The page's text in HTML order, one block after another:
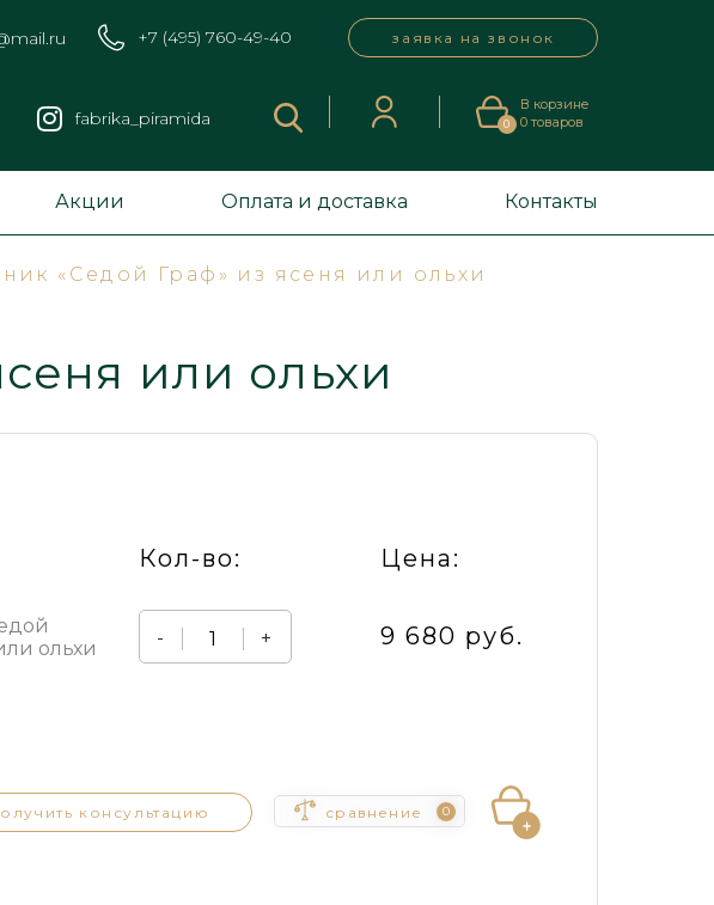
+7 (495) 760-49-40 заявка на звонок
fabrika_piramida 0
В корзине
0товаров
Акции Оплата и доставка Контакты
«Седой Граф» из ясеня или ольхи
или ольхи
Кол-во: Цена:
ольхи
- + 9 680 руб.
консультацию сравнение 0